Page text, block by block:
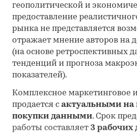
геополитической и
предоставление
рынка не представляется
отражает мнение авторов на
(на основе ретроспективных
тенденций и прогноза
показателей).
Комплексное маркетинговое
продается с актуальными на
покупки данными. Срок
работы составляет 3 рабочих